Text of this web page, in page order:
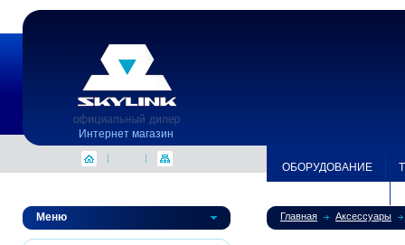
Интернет магазин
ОБОРУДОВАНИЕ
Меню
Главная Аксессуары